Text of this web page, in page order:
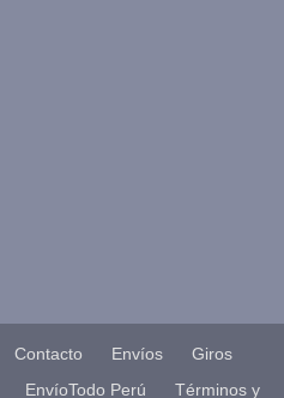
Contacto Envíos
Giros
EnvíoTodo Perú Términos y